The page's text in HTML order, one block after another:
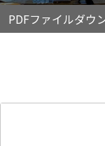
PDFファイルダウ